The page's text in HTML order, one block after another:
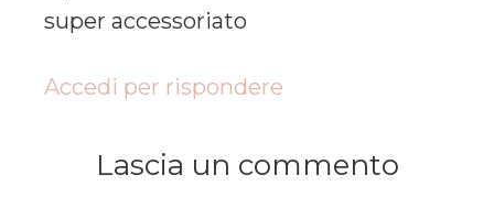
super accessoriato
Accedi per rispondere
Lascia un commento